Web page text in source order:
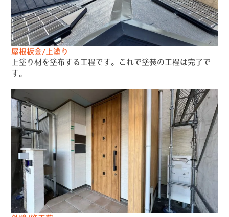
屋根板金/上塗り
上塗り材を塗布する工程です。これで塗装の工程は完了で
す。